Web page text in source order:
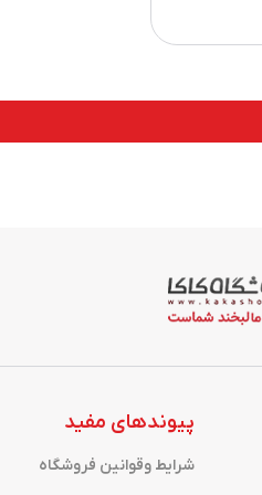
پیوندهای مفید
شرایط وقوانین فروشگاه